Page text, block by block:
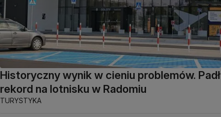
Historyczny wynik w cieniu problemów. Padł
rekord na lotnisku w Radomiu
TURYSTYKA